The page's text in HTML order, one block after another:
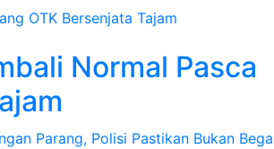
Normal Pasca